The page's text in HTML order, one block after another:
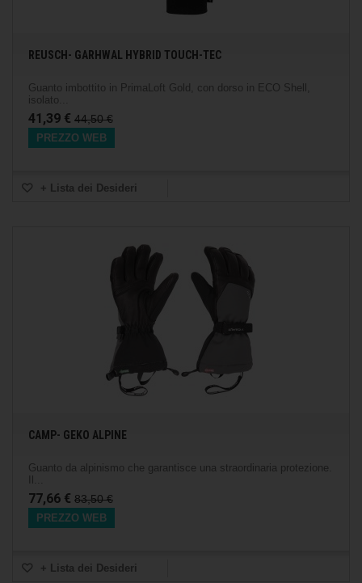
REUSCH- GARHWAL HYBRID TOUCH-TEC
Guanto imbottito in PrimaLoft Gold, con dorso in ECO Shell,
isolato...
41,39 € 44,50 €
PREZZO WEB
+ Lista dei Desideri
CAMP- GEKO ALPINE
Guanto da alpinismo che garantisce una straordinaria protezione.
77,66 € 83,50 €
PREZZO WEB
+ Lista dei Desideri